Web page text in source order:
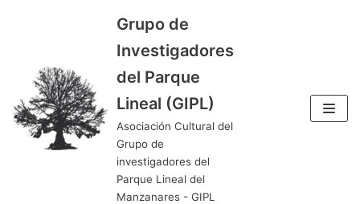
contenido
Grupo de
Investigadores
del Parque
Lineal (GIPL)
Asociación Cultural del
Grupo de
investigadores del
Parque Lineal del
Manzanares - GIPL